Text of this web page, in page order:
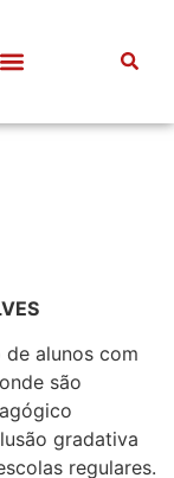
alunos com
são
gradativa
regulares.